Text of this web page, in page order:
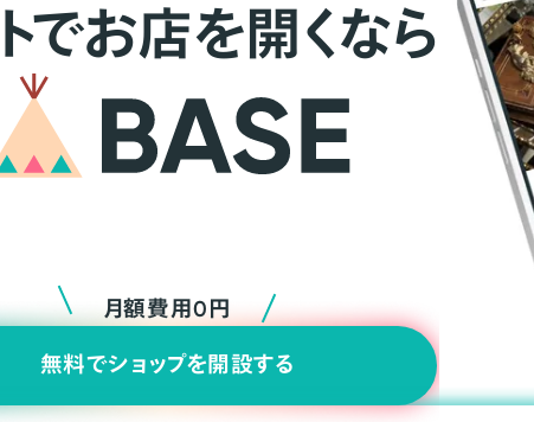
トでお店を開くなら
月額費用0円
無料でショップを開設する